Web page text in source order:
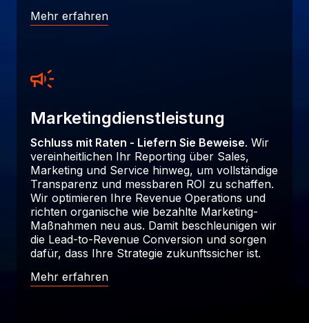
Mehr erfahren
Marketingdienstleistung
Schluss mit Raten - Liefern Sie Beweise. Wir
vereinheitlichen Ihr Reporting über Sales,
Marketing und Service hinweg, um vollständige
Transparenz und messbaren ROI zu schaffen.
Wir optimieren Ihre Revenue Operations und
richten organische wie bezahlte Marketing-
Maßnahmen neu aus. Damit beschleunigen wir
die Lead-to-Revenue Conversion und sorgen
dafür, dass Ihre Strategie zukunftssicher ist.
Mehr erfahren